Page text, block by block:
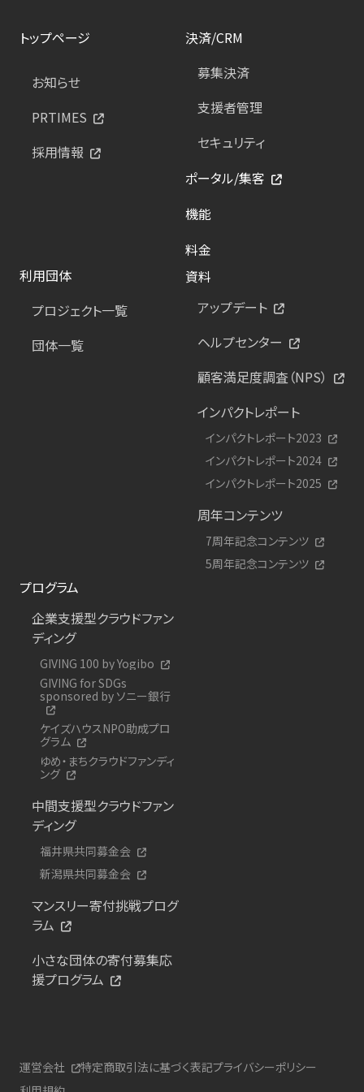
トップページ
お知らせ
PRTIMES
採用情報
決済/CRM
募集決済
支援者管理
セキュリティ
ポータル/集客
機能
料金
利用団体
プロジェクト一覧
団体一覧
資料
アップデート
ヘルプセンター
顧客満足度調査（NPS）
インパクトレポート
インパクトレポート2023
インパクトレポート2024
インパクトレポート2025
周年コンテンツ
7周年記念コンテンツ
5周年記念コンテンツ
プログラム
企業支援型クラウドファン
ディング
GIVING 100 by Yogibo
GIVING for SDGs
sponsored by ソニー銀行
ケイズハウスNPO助成プロ
グラム
ゆめ・まちクラウドファンディ
ング
中間支援型クラウドファン
ディング
福井県共同募金会
新潟県共同募金会
マンスリー寄付挑戦プログ
ラム
小さな団体の寄付募集応
援プログラム
運営会社 特定商取引法に基づく表記プライバシーポリシー